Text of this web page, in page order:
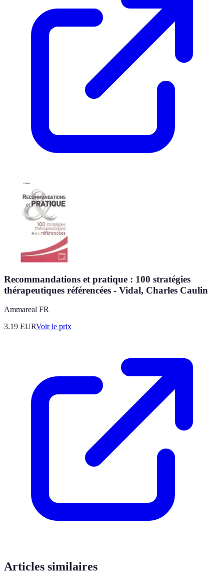
Recommandations et pratique : 100 stratégies
thérapeutiques référencées - Vidal, Charles Caulin
Ammareal FR
3.19 EURVoir le prix
Articles similaires